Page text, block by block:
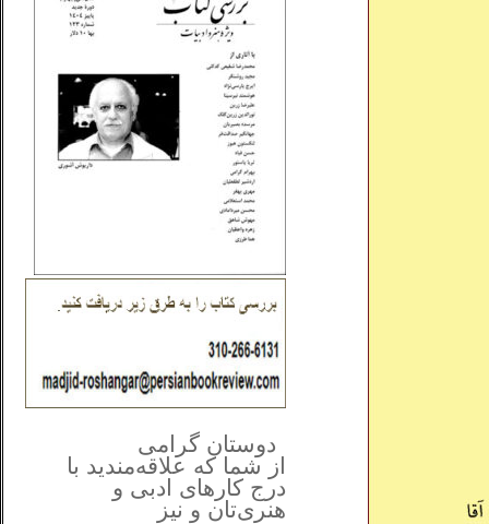
دوستان گرامی
از شما که علاقه‌مندید با
درج کارهای‌ ادبی و
هنری‌تان و نیز